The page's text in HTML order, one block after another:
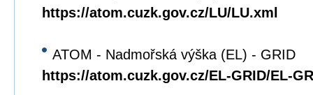
https://atom.cuzk.gov.cz/LU/LU.xml
ATOM - Nadmořská výška (EL) - GRID
https://atom.cuzk.gov.cz/EL-GRID/EL-